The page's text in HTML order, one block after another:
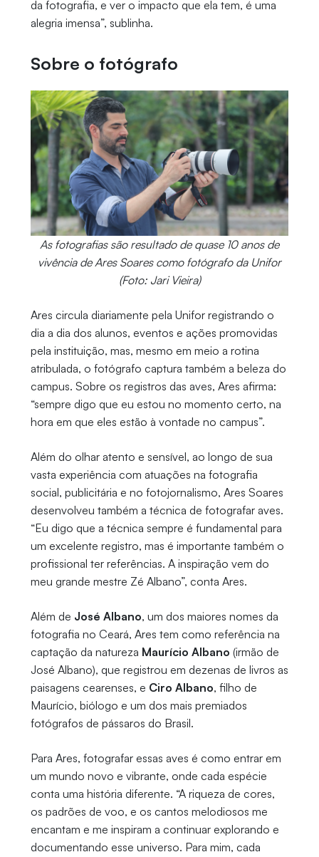
da fotografia, e ver o impacto que ela tem, é uma
alegria imensa”, sublinha.
Sobre o fotógrafo
As fotografias são resultado de quase 10 anos de
vivência de Ares Soares como fotógrafo da Unifor
(Foto: Jari Vieira)
Ares circula diariamente pela Unifor registrando o
dia a dia dos alunos, eventos e ações promovidas
pela instituição, mas, mesmo em meio a rotina
atribulada, o fotógrafo captura também a beleza do
campus. Sobre os registros das aves, Ares afirma:
“sempre digo que eu estou no momento certo, na
hora em que eles estão à vontade no campus”.
Além do olhar atento e sensível, ao longo de sua
vasta experiência com atuações na fotografia
social, publicitária e no fotojornalismo, Ares Soares
desenvolveu também a técnica de fotografar aves.
“Eu digo que a técnica sempre é fundamental para
um excelente registro, mas é importante também o
profissional ter referências. A inspiração vem do
meu grande mestre Zé Albano”, conta Ares.
Além de José Albano, um dos maiores nomes da
fotografia no Ceará, Ares tem como referência na
captação da natureza Maurício Albano (irmão de
José Albano), que registrou em dezenas de livros as
paisagens cearenses, e Ciro Albano, filho de
Maurício, biólogo e um dos mais premiados
fotógrafos de pássaros do Brasil.
Para Ares, fotografar essas aves é como entrar em
um mundo novo e vibrante, onde cada espécie
conta uma história diferente. “A riqueza de cores,
os padrões de voo, e os cantos melodiosos me
encantam e me inspiram a continuar explorando e
documentando esse universo. Para mim, cada